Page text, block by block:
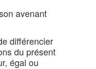
avenant
différencier
du présent
égal ou